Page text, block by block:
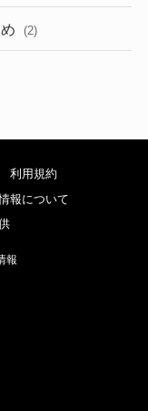
(2)
利用規約
報について
報